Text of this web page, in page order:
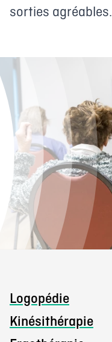
sorties agréables.
Logopédie
Kinésithérapie